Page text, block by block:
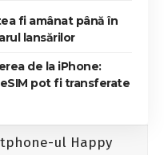
fi amânat până în
lansărilor
de la iPhone:
pot fi transferate
ul Happy